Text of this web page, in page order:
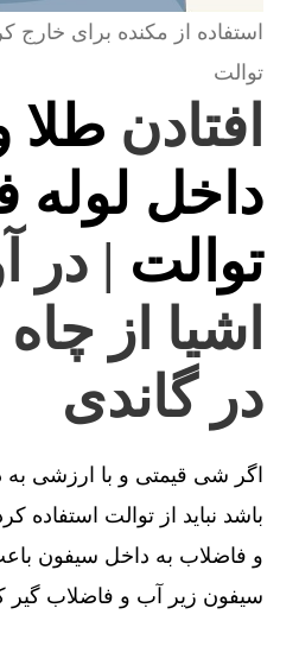
استفاده از مکنده برای خارج
توالت
افتادن طلا
داخل لوله
توالت | در
اشیا از
در گاندی
اگر شی قیمتی و با ارزشی به
باشد نباید از توالت استفاده
و فاضلاب به داخل سیفون
سیفون زیر آب و فاضلاب گیر